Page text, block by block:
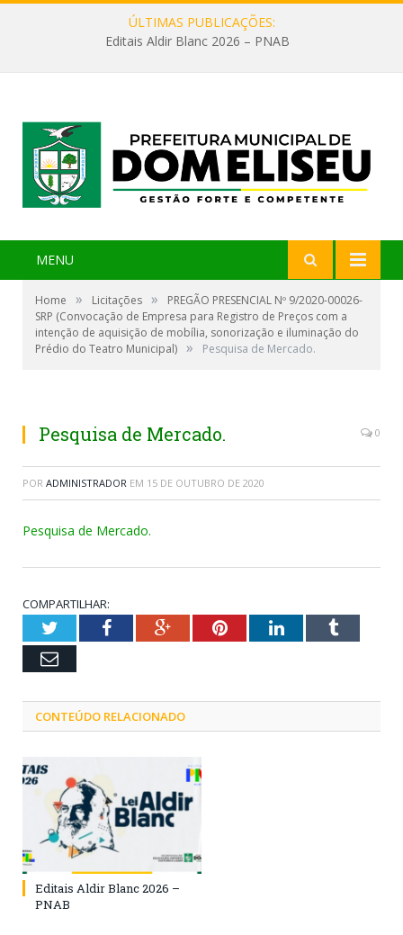
ÚLTIMAS PUBLICAÇÕES:
Editais Aldir Blanc 2026 – PNAB
MENU
Home » Licitações »
PREGÃO PRESENCIAL Nº 9/2020-00026-
SRP (Convocação de Empresa para Registro de Preços com a
intenção de aquisição de mobília, sonorização e iluminação do
Prédio do Teatro Municipal) » Pesquisa de Mercado.
Pesquisa de Mercado. 0
POR ADMINISTRADOR EM 15 DE OUTUBRO DE 2020
Pesquisa de Mercado.
COMPARTILHAR:
TwitterFacebookGoogle+PinterestLinkedInTumblr
Email
CONTEÚDO RELACIONADO
Editais Aldir Blanc 2026 –
PNAB